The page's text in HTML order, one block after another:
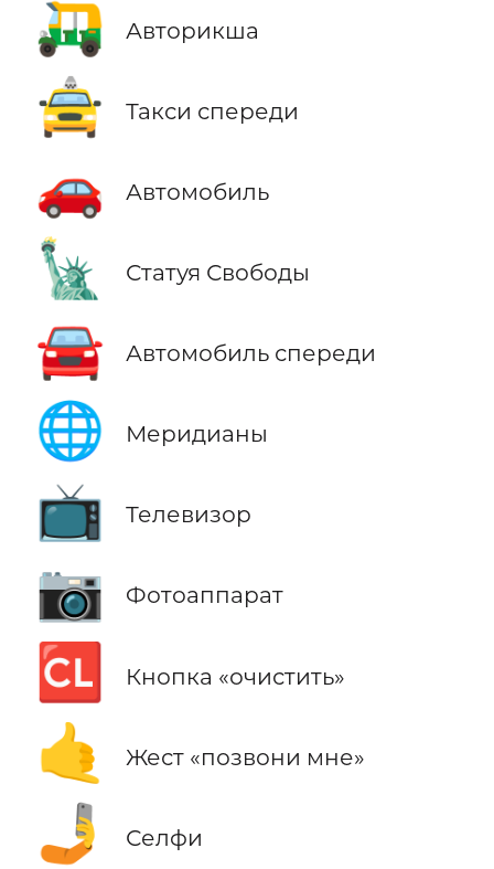
🛺 Авторикша
🚖 Такси спереди
🚗 Автомобиль
🗽 Статуя Свободы
🚘 Автомобиль спереди
🌐 Меридианы
📺 Телевизор
📷 Фотоаппарат
🆑 Кнопка «очистить»
🤙 Жест «позвони мне»
🤳 Селфи